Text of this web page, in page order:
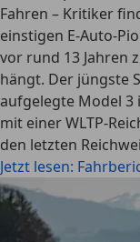
Fahren – Kritiker
einstigen E-Auto-
vor rund 13 Jahren
hängt. Der jüngste
aufgelegte Model 3
mit einer WLTP-
den letzten
Jetzt lesen: